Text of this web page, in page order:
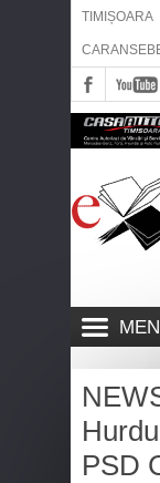
TIMIȘOARA
PSD